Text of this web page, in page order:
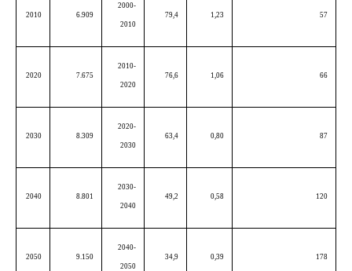
2010 6.909
2000-
2010
79,4 1,23 57
2020 7.675
2010-
2020
76,6 1,06 66
2030 8.309
2020-
2030
63,4 0,80 87
2040 8.801
2030-
2040
49,2 0,58 120
2050 9.150
2040-
2050
34,9 0,39 178